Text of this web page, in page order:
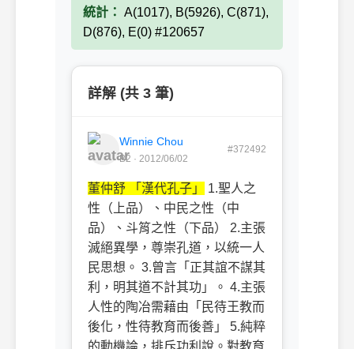
統計： A(1017), B(5926), C(871),
D(876), E(0) #120657
詳解 (共 3 筆)
Winnie Chou
B2 · 2012/06/02
#372492
董仲舒 「漢代孔子」
1.聖人之
性（上品）、中民之性（中
品）、斗筲之性（下品） 2.主張
滅絕異學，尊崇孔道，以統一人
民思想。 3.曾言「正其誼不謀其
利，明其道不計其功」。 4.主張
人性的陶冶需藉由「民待王教而
後化，性待教育而後善」 5.純粹
的動機論，排斥功利說。對教育